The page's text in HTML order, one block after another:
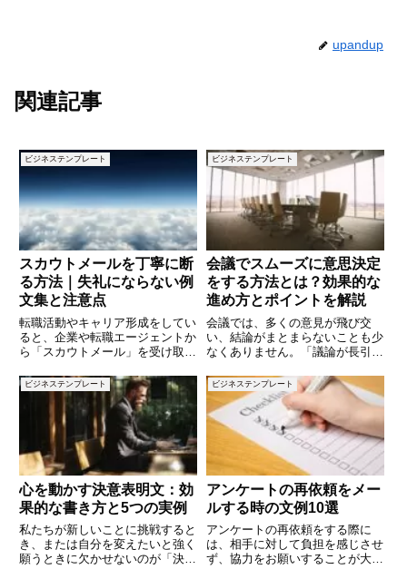
upandup
関連記事
ビジネステンプレート
スカウトメールを丁寧に断
る方法｜失礼にならない例
文集と注意点
転職活動やキャリア形成をしてい
ると、企業や転職エージェントか
ら「スカウトメール」を受け取る
ってもらえるのは嬉しいことです
が、必ずしも全てのスカウトに応
じる必要はありません。現在転職
を考えていない場合や、条件が合
ビジネステンプレート
会議でスムーズに意思決定
をする方法とは？効果的な
進め方とポイントを解説
会議では、多くの意見が飛び交
い、結論がまとまらないことも少
なくありません。「議論が長引
ど、意思決定がスムーズに進まな
いと、会議の生産性が低下してし
まいます。では、どうすれば会議
で効果的に意思決定を行えるので
しょう
ビジネステンプレート
心を動かす決意表明文：効
果的な書き方と5つの実例
私たちが新しいことに挑戦すると
き、または自分を変えたいと強く
願うときに欠かせないのが「決意
ビジネステンプレート
アンケートの再依頼をメー
ルする時の文例10選
アンケートの再依頼をする際に
は、相手に対して負担を感じさせ
ず、協力をお願いすることが大切